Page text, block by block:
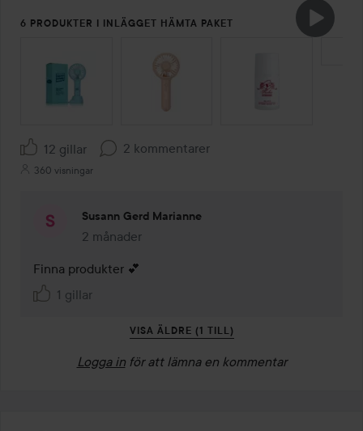
6 PRODUKTER I INLÄGGET HÄMTA PAKET
HOPPA ÖVER SEKTIONEN
12 gillar 2 kommentarer
360 visningar
Susann Gerd Marianne
2 månader
Kommentaren lades 2 månader
Finna produkter 💕
1 gillar
VISA ÄLDRE (1 TILL)
Logga in för att lämna en kommentar